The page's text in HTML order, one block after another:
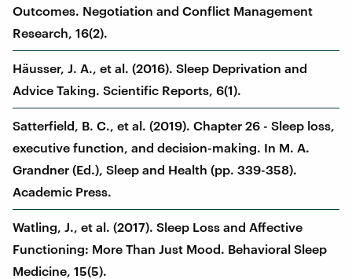
Outcomes. Negotiation and Conflict Management
Research, 16(2).
Häusser, J. A., et al. (2016). Sleep Deprivation and
Advice Taking. Scientific Reports, 6(1).
Satterfield, B. C., et al. (2019). Chapter 26 - Sleep loss,
executive function, and decision-making. In M. A.
Grandner (Ed.), Sleep and Health (pp. 339-358).
Academic Press.
Watling, J., et al. (2017). Sleep Loss and Affective
Functioning: More Than Just Mood. Behavioral Sleep
Medicine, 15(5).